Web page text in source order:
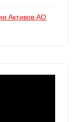
Активов АО